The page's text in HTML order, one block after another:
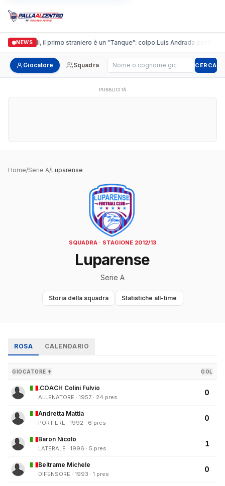
NEWS
Casalguidi, il primo straniero è un "Tanque": colpo Luis Andrada per il
Giocatore Squadra Cerca giocatore CERCA
PUBBLICITÀ
Home/Serie A/Luparense
SQUADRA · STAGIONE 2012/13
Luparense
Serie A
Storia della squadra Statistiche all-time
ROSA CALENDARIO
GIOCATORE ↑ GOL
.COACH Colini Fulvio
ALLENATORE · 1957 · 24 pres
0
Andretta Mattia
PORTIERE · 1992 · 6 pres
0
Baron Nicolò
LATERALE · 1996 · 5 pres
1
Beltrame Michele
DIFENSORE · 1993 · 1 pres
0